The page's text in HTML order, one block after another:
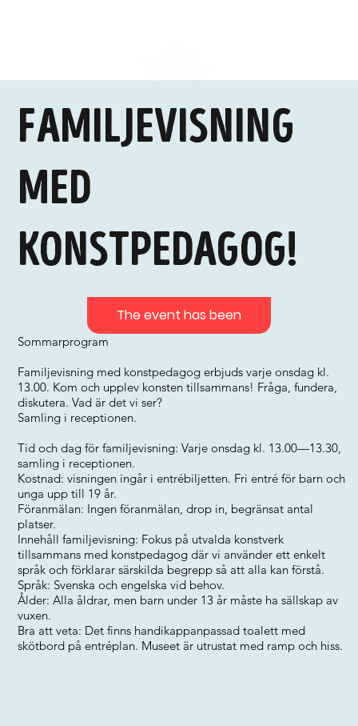
Familjevisning
med
konstpedagog!
Sommarprogram
Familjevisning med konstpedagog erbjuds varje onsdag kl.
13.00. Kom och upplev konsten tillsammans! Fråga, fundera,
diskutera. Vad är det vi ser?
Samling i receptionen.
Tid och dag för familjevisning: Varje onsdag kl. 13.00—13.30,
samling i receptionen.
Kostnad: visningen ingår i entrébiljetten. Fri entré för barn och
unga upp till 19 år.
Föranmälan: Ingen föranmälan, drop in, begränsat antal
platser.
Innehåll familjevisning: Fokus på utvalda konstverk
tillsammans med konstpedagog där vi använder ett enkelt
språk och förklarar särskilda begrepp så att alla kan förstå.
Språk: Svenska och engelska vid behov.
Ålder: Alla åldrar, men barn under 13 år måste ha sällskap av
vuxen.
Bra att veta: Det finns handikappanpassad toalett med
skötbord på entréplan. Museet är utrustat med ramp och hiss.
The event has been